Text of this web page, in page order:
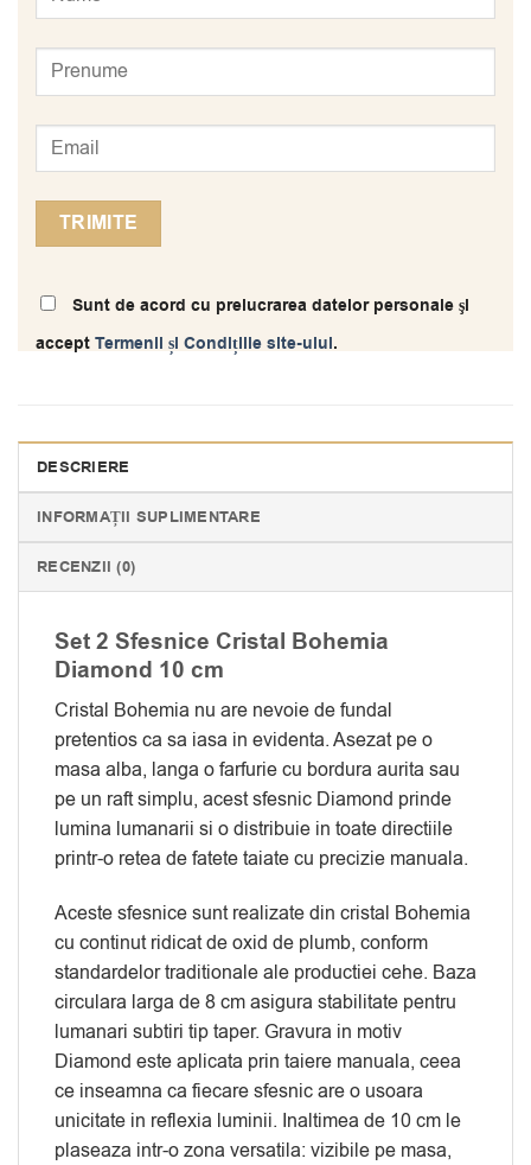
Sunt de acord cu prelucrarea datelor personale şi
acceptTermenii și Condițiile site-ului.
DESCRIERE
INFORMAȚII SUPLIMENTARE
RECENZII (0)
Set 2 Sfesnice Cristal Bohemia
Diamond 10 cm
Cristal Bohemia nu are nevoie de fundal
pretentios ca sa iasa in evidenta. Asezat pe o
masa alba, langa o farfurie cu bordura aurita sau
pe un raft simplu, acest sfesnic Diamond prinde
lumina lumanarii si o distribuie in toate directiile
printr-o retea de fatete taiate cu precizie manuala.
Aceste sfesnice sunt realizate din cristal Bohemia
cu continut ridicat de oxid de plumb, conform
standardelor traditionale ale productiei cehe. Baza
circulara larga de 8 cm asigura stabilitate pentru
lumanari subtiri tip taper. Gravura in motiv
Diamond este aplicata prin taiere manuala, ceea
ce inseamna ca fiecare sfesnic are o usoara
unicitate in reflexia luminii. Inaltimea de 10 cm le
plaseaza intr-o zona versatila: vizibile pe masa,